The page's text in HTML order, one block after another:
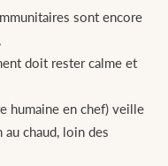
sont encore
doit rester calme et
humaine en chef) veille
au chaud, loin des